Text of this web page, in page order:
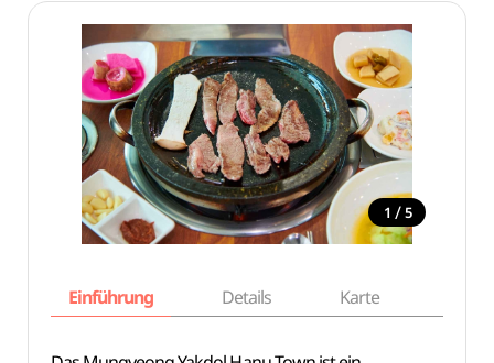
1 / 5
Einführung Details Karte